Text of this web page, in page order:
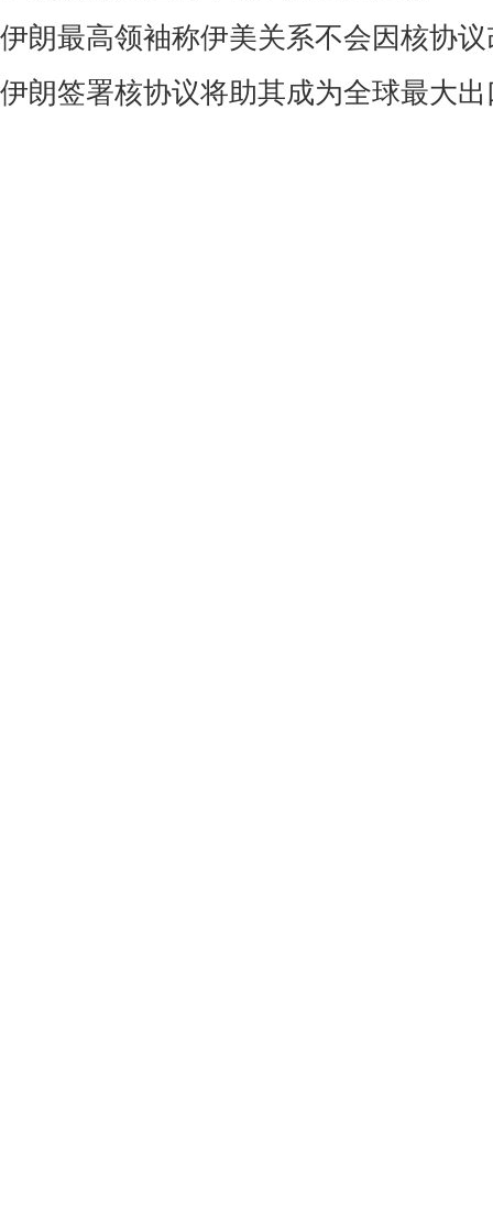
伊朗最高领袖称伊美关系不会因核协
伊朗签署核协议将助其成为全球最大